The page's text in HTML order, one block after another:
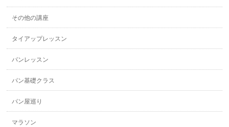
その他の講座
タイアップレッスン
パンレッスン
パン基礎クラス
パン屋巡り
マラソン